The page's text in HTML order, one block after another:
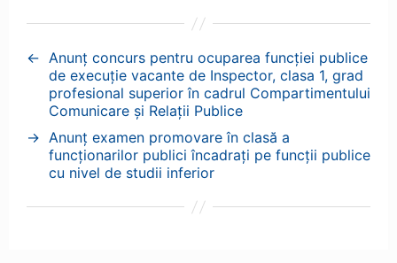
← Anunț concurs pentru ocuparea funcției publice
de execuție vacante de Inspector, clasa 1, grad
profesional superior în cadrul Compartimentului
Comunicare și Relații Publice
→ Anunț examen promovare în clasă a
funcționarilor publici încadrați pe funcții publice
cu nivel de studii inferior